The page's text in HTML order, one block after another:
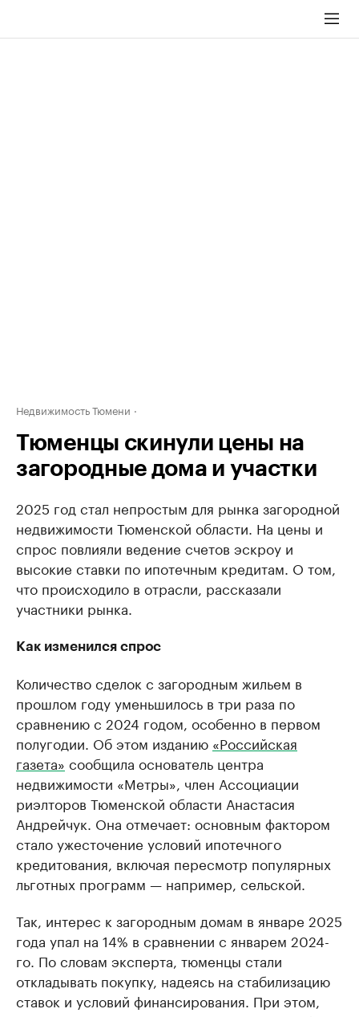
Недвижимость Тюмени
Тюменцы скинули цены на
загородные дома и участки
2025 год стал непростым для рынка загородной
недвижимости Тюменской области. На цены и
спрос повлияли ведение счетов эскроу и
высокие ставки по ипотечным кредитам. О том,
что происходило в отрасли, рассказали
участники рынка.
Как изменился спрос
Количество сделок с загородным жильем в
прошлом году уменьшилось в три раза по
сравнению с 2024 годом, особенно в первом
полугодии. Об этом изданию «Российская
газета» сообщила основатель центра
недвижимости «Метры», член Ассоциации
риэлторов Тюменской области Анастасия
Андрейчук. Она отмечает: основным фактором
стало ужесточение условий ипотечного
кредитования, включая пересмотр популярных
льготных программ — например, сельской.
Так, интерес к загородным домам в январе 2025
года упал на 14% в сравнении с январем 2024-
го. По словам эксперта, тюменцы стали
откладывать покупку, надеясь на стабилизацию
ставок и условий финансирования. При этом,